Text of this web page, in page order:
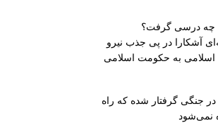
چه درسی گرفت؟
آشکارا در پی جذب نیرو
اسلامی به حکومت اسلامی
در جنگی گرفتار شده که راه
نمی‌شود